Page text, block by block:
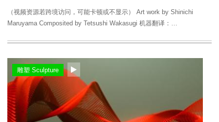
（视频资源若跨境访问，可能卡顿或不显示） Art work by Shinichi
Maruyama Composited by Tetsushi Wakasugi 机器翻译：…
雕塑 Sculpture